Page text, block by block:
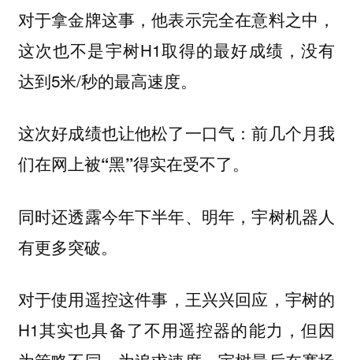
对于拿金牌这事，他表示完全在意料之中，
这次也不是宇树H1取得的最好成绩，没有
达到5米/秒的最高速度。
这次好成绩也让他松了一口气：前几个月我
们在网上被“黑”得实在受不了。
同时还透露今年下半年、明年，宇树机器人
有更多突破。
对于使用遥控这件事，王兴兴回应，宇树的
H1其实也具备了不用遥控器的能力，但因